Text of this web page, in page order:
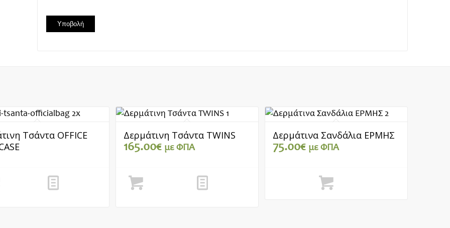
Τσάντα OFFICE
Δερμάτινη Τσάντα TWINS
165.00€ με ΦΠΑ
Δερμάτινα Σανδάλια ΕΡΜΗΣ
75.00€ με ΦΠΑ